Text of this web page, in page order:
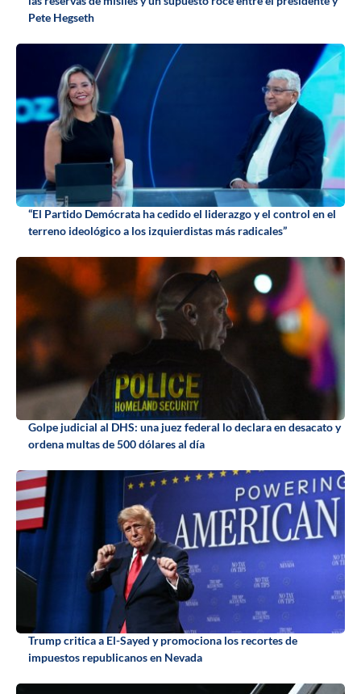
Pete Hegseth
“El Partido Demócrata ha cedido el liderazgo y el control en el
terreno ideológico a los izquierdistas más radicales”
Golpe judicial al DHS: una juez federal lo declara en desacato y
ordena multas de 500 dólares al día
Trump critica a El-Sayed y promociona los recortes de
impuestos republicanos en Nevada